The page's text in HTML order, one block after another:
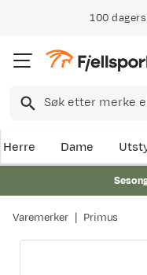
100
Herre Dame
Varemerker Primus